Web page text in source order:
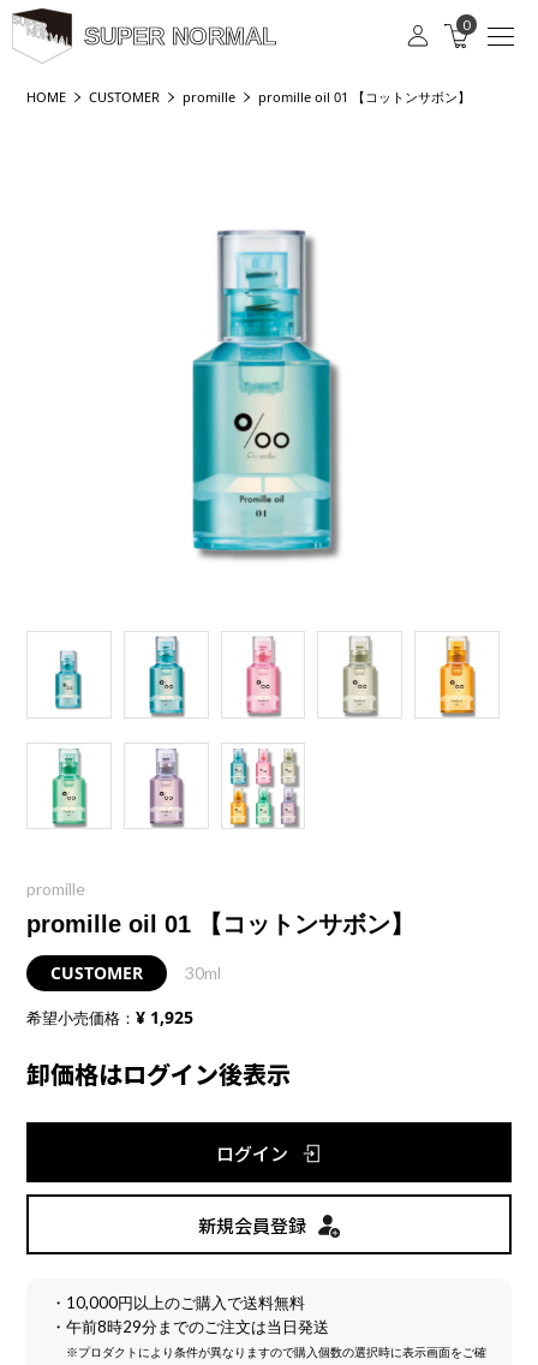
SUPER NORMAL 0
HOME CUSTOMER promille promille oil 01 【コットンサボン】
promille
promille oil 01 【コットンサボン】
CUSTOMER 30ml
希望小売価格：¥ 1,925
卸価格はログイン後表示
ログイン
新規会員登録
・10,000円以上のご購入で送料無料
・午前8時29分までのご注文は当日発送
※プロダクトにより条件が異なりますので購入個数の選択時に表示画面をご確